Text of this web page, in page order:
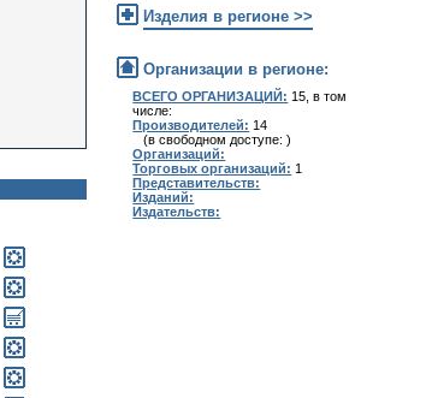
Изделия в регионе >>
Организации в регионе:
ВСЕГО ОРГАНИЗАЦИЙ: 15, в том
числе:
Производителей: 14
(в свободном доступе: )
Организаций:
Торговых организаций: 1
Представительств:
Изданий:
Издательств: